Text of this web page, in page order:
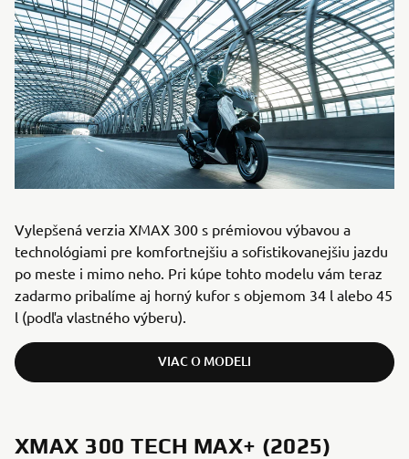
Vylepšená verzia XMAX 300 s prémiovou výbavou a
technológiami pre komfortnejšiu a sofistikovanejšiu jazdu
po meste i mimo neho. Pri kúpe tohto modelu vám teraz
zadarmo pribalíme aj horný kufor s objemom 34 l alebo 45
l (podľa vlastného výberu).
VIAC O MODELI
XMAX 300 TECH MAX+ (2025)